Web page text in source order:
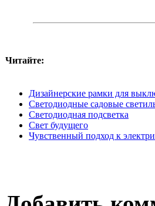
Читайте:
Дизайнерские рамки для
Светодиодные садовые
Светодиодная подсветка
Свет будущего
Чувственный подход к